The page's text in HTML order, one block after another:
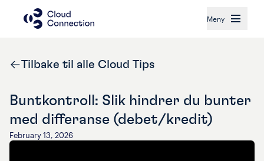
Meny
Tilbake til alle Cloud Tips
Buntkontroll: Slik hindrer du bunter
med differanse (debet/kredit)
February 13, 2026